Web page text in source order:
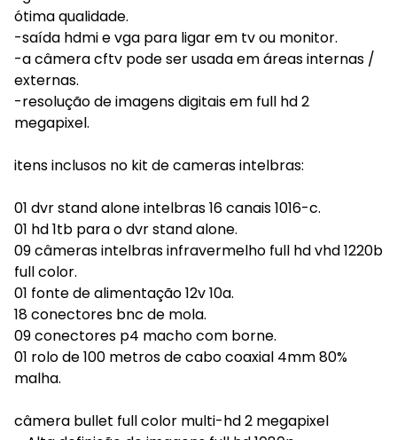
ótima qualidade.
-saída hdmi e vga para ligar em tv ou monitor.
-a câmera cftv pode ser usada em áreas internas /
externas.
-resolução de imagens digitais em full hd 2
megapixel.
itens inclusos no kit de cameras intelbras:
01 dvr stand alone intelbras 16 canais 1016-c.
01 hd 1tb para o dvr stand alone.
09 câmeras intelbras infravermelho full hd vhd 1220b
full color.
01 fonte de alimentação 12v 10a.
18 conectores bnc de mola.
09 conectores p4 macho com borne.
01 rolo de 100 metros de cabo coaxial 4mm 80%
malha.
câmera bullet full color multi-hd 2 megapixel